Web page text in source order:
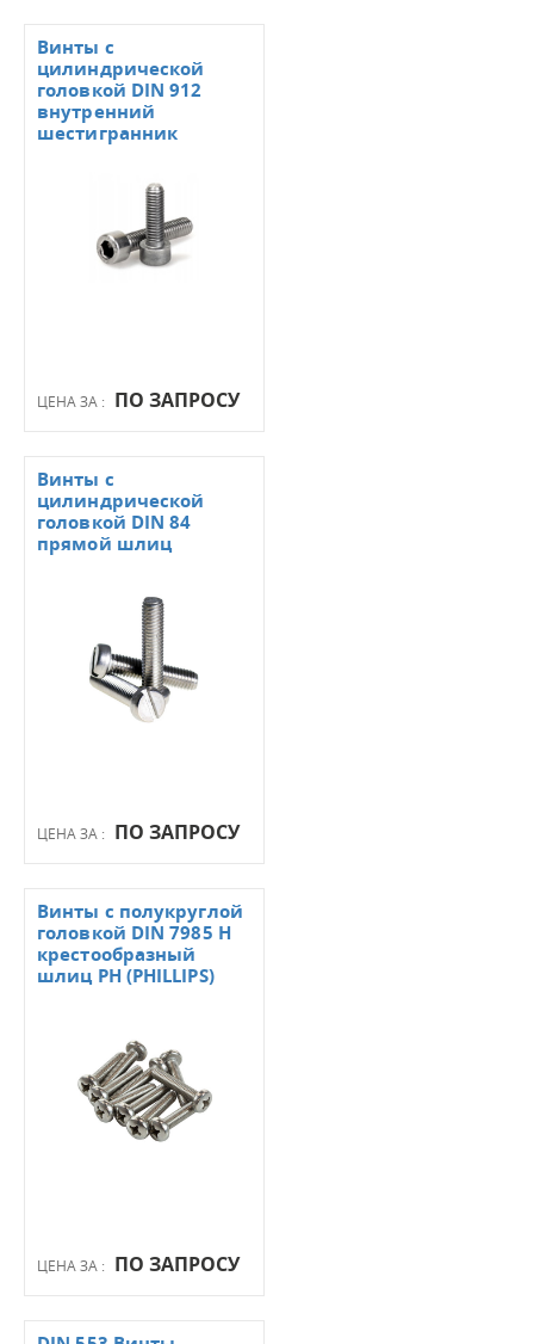
ЦЕНА ЗА : ПО ЗАПРОСУ
Винты с
цилиндрической
головкой DIN 912
внутренний
шестигранник
ЦЕНА ЗА : ПО ЗАПРОСУ
Винты с
цилиндрической
головкой DIN 84
прямой шлиц
ЦЕНА ЗА : ПО ЗАПРОСУ
Винты с полукруглой
головкой DIN 7985 H
крестообразный
шлиц PH (PHILLIPS)